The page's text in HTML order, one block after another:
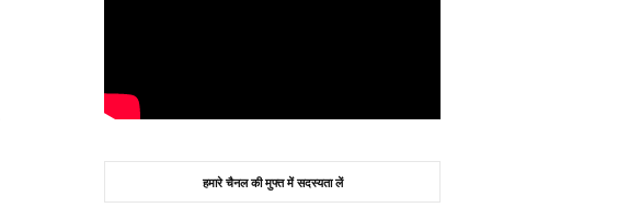
हमारे चैनल की मुफ्त में सदस्यता लें